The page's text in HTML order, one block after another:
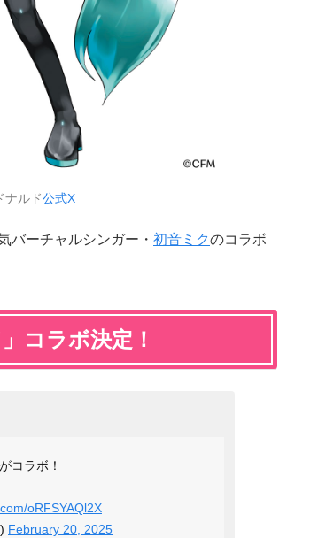
ナルド公式X
バーチャルシンガー・ 初音ミクのコラボ
コラボ決定！
コラボ！
oRFSYAQl2X
February 20, 2025